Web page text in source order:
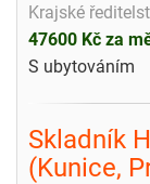
Krajské
47600 Kč za
S ubytováním
Skladník
(Kunice,